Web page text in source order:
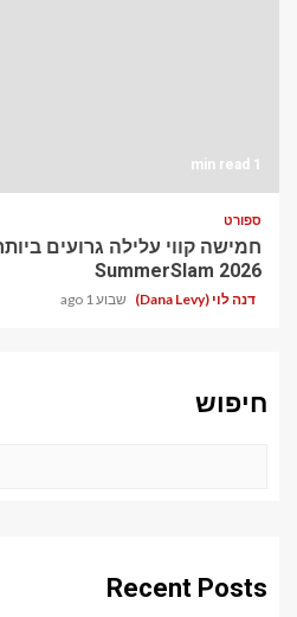
1 min read
ספורט
SummerSlam 2026
דנה לוי (Dana Levy) שבוע 1 ago
חיפוש
Recent Posts